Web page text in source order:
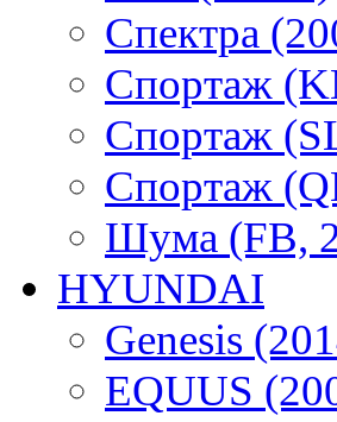
Спектра
Спортаж
Спортаж
Спортаж
Шума (FB,
HYUNDAI
Genesis
EQUUS